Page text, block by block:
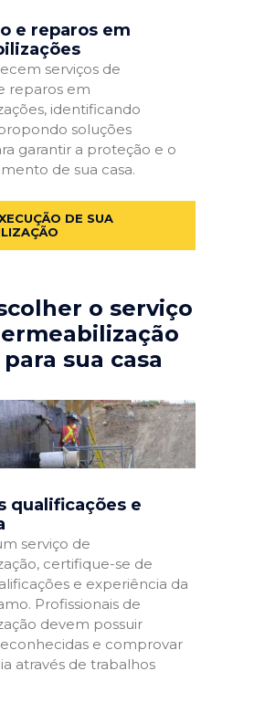
e reparos em
serviços de
reparos em
identificando
soluções
garantir a proteção e o
de sua casa.
DE SUA
o serviço
sua casa
qualificações e
serviço de
certifique-se de
e experiência da
Profissionais de
devem possuir
e comprovar
através de trabalhos